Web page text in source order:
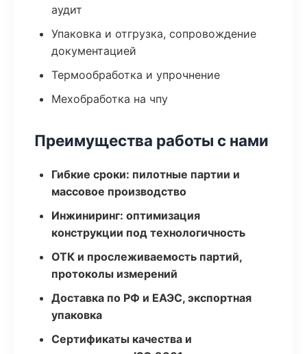
аудит
Упаковка и отгрузка, сопровождение
документацией
Термообработка и упрочнение
Мехобработка на чпу
Преимущества работы с нами
Гибкие сроки: пилотные партии и
массовое производство
Инжиниринг: оптимизация
конструкции под технологичность
ОТК и прослеживаемость партий,
протоколы измерений
Доставка по РФ и ЕАЭС, экспортная
упаковка
Сертификаты качества и